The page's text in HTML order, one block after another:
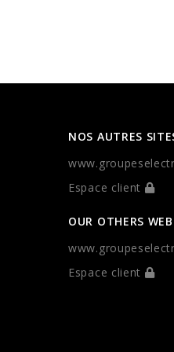
NOS AUTRES
Espace client
OUR OTHERS
Espace client